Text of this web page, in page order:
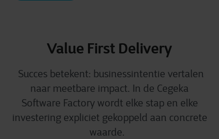
Value First Delivery
Succes betekent: businessintentie vertalen
naar meetbare impact. In de Cegeka
Software Factorywordt elke stap en elke
investering expliciet gekoppeld aan concrete
waarde.